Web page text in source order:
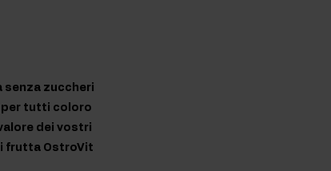
senza zuccheri
per tutti coloro
dei vostri
frutta OstroVit